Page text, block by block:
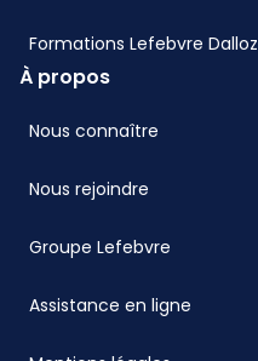
Formations Lefebvre Dalloz
À propos
Nous connaître
Nous rejoindre
Groupe Lefebvre
Assistance en ligne